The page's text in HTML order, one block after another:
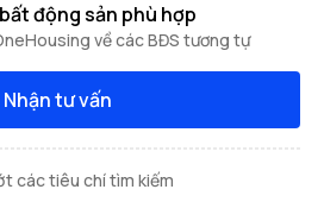
động sản phù hợp
về các BĐS tương tự
Nhận tư vấn
các tiêu chí tìm kiếm